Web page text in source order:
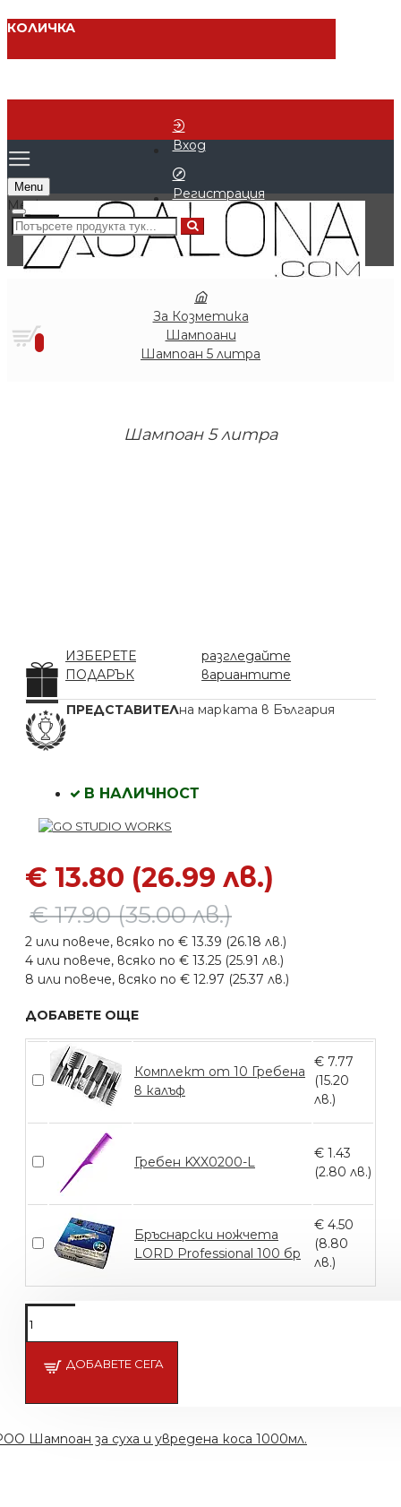
КОЛИЧКА
Вход
Регистрация
Menu
0 продукта - € 0.00 (0.00 лв.)
0
За Козметика
Шампоани
Шампоан 5 литра
Шампоан 5 литра
ИЗБЕРЕТЕ
ПОДАРЪК
разгледайте
вариантите
ПРЕДСТАВИТЕЛна марката в България
€ 13.80 (26.99 лв.)
€ 17.90 (35.00 лв.)
2 или повече, всяко по € 13.39 (26.18 лв.)
4 или повече, всяко по € 13.25 (25.91 лв.)
8 или повече, всяко по € 12.97 (25.37 лв.)
В НАЛИЧНОСТ
ДОБАВЕТЕ ОЩЕ
Комплект от 10 Гребена
в калъф
€ 7.77
(15.20
лв.)
Гребен KXX0200-L
€ 1.43
(2.80 лв.)
Бръснарски ножчета
LORD Professional 100 бр
€ 4.50
(8.80
лв.)
ДОБАВЕТЕ СЕГА
Шампоан за суха и увредена коса 1000мл.